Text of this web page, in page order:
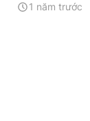
1 năm trước